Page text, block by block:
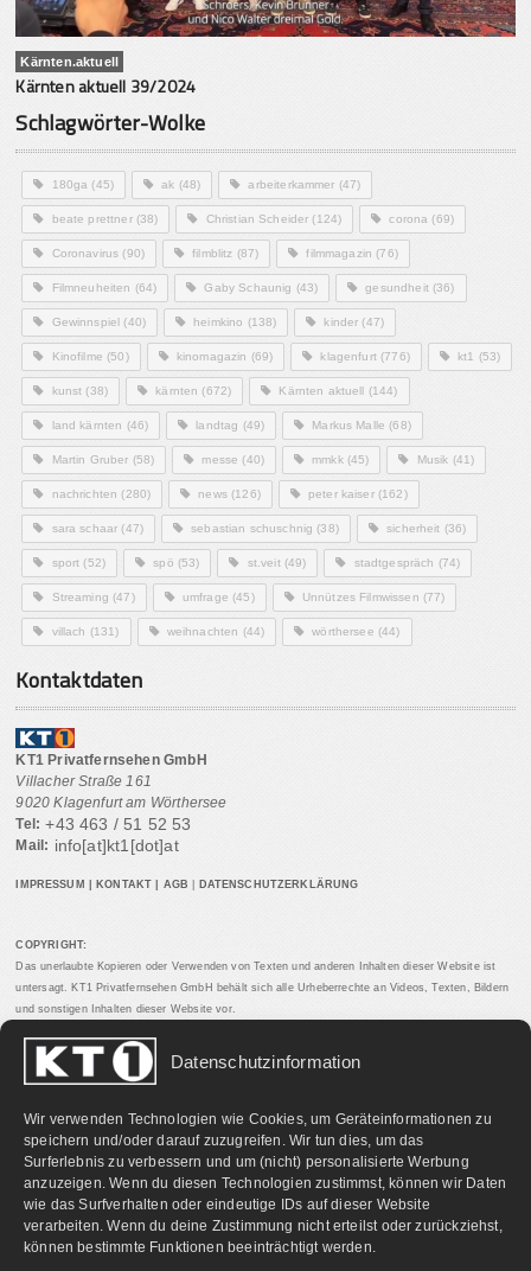
Datenschutzinformation
Wir verwenden Technologien wie Cookies, um Geräteinformationen zu
speichern und/oder darauf zuzugreifen. Wir tun dies, um das
Surferlebnis zu verbessern und um (nicht) personalisierte Werbung
anzuzeigen. Wenn du diesen Technologien zustimmst, können wir Daten
wie das Surfverhalten oder eindeutige IDs auf dieser Website
verarbeiten. Wenn du deine Zustimmung nicht erteilst oder zurückziehst,
können bestimmte Funktionen beeinträchtigt werden.
Kärnten.aktuell
Kärnten aktuell 39/2024
Schlagwörter-Wolke
180ga (45) ak (48) arbeiterkammer (47)
beate prettner(38) Christian Scheider (124) corona (69)
Coronavirus (90) filmblitz (87) filmmagazin (76)
Filmneuheiten (64) Gaby Schaunig (43) gesundheit(36)
Gewinnspiel (40) heimkino (138) kinder (47)
Kinofilme (50) kinomagazin (69) klagenfurt(776) kt1 (53)
kunst (38) kärnten (672) Kärnten aktuell (144)
land kärnten (46) landtag (49) Markus Malle (68)
Martin Gruber (58) messe (40) mmkk(45) Musik (41)
nachrichten (280) news(126) peter kaiser(162)
sara schaar (47) sebastian schuschnig (38) sicherheit (36)
sport (52) spö (53) st.veit(49) stadtgespräch (74)
Streaming (47) umfrage (45) Unnützes Filmwissen (77)
villach (131) weihnachten (44) wörthersee (44)
Kontaktdaten
KT1 Privatfernsehen GmbH
Villacher Straße 161
9020 Klagenfurt am Wörthersee
Tel: +43 463 / 51 52 53
Mail: info[at]kt1[dot]at
IMPRESSUM KONTAKT AGB DATENSCHUTZERKLÄRUNG
COPYRIGHT:
Das unerlaubte Kopieren oder Verwenden von Texten und anderen Inhalten dieser Website ist
untersagt. KT1 Privatfernsehen GmbH behält sich alle Urheberrechte an Videos, Texten, Bildern
und sonstigen Inhalten dieser Website vor.
PARTNERLINKS: